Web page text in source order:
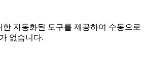
자동화된 도구를 제공하여 수동으로
없습니다.